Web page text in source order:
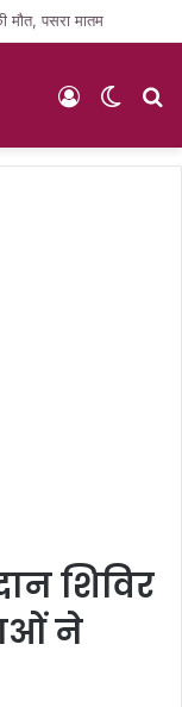
पसरा मातम
Switch
Log
शिविर
ने